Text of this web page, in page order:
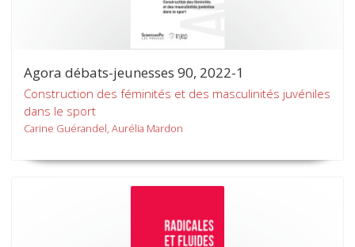
Agora débats-jeunesses 90, 2022-1
Construction des féminités et des masculinités juvéniles
dans le sport
Carine Guérandel, Aurélia Mardon